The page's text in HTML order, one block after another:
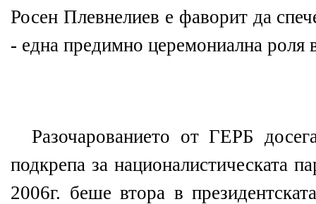
Росен Плевнелиев е фаворит да
- една предимно церемониална роля
Разочарованието от ГЕРБ
подкрепа за националистическата
2006г. беше втора в